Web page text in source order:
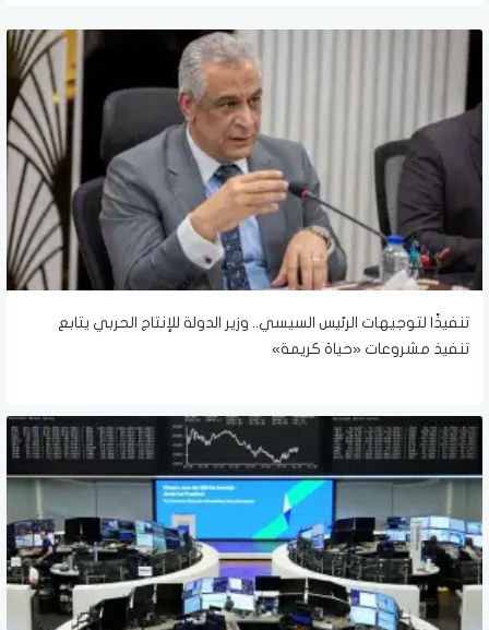
تنفيذًا لتوجيهات الرئيس السيسي.. وزير الدولة للإنتاج الحربي يتابع
تنفيذ مشروعات «حياة كريمة»